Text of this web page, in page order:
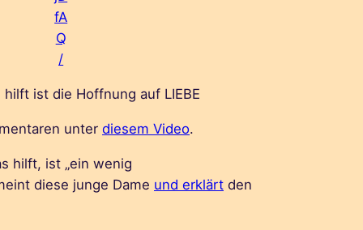
fA
Q
/
hilft ist die Hoffnung auf LIEBE
unter diesem Video.
hilft, ist „ein wenig
diese junge Dame und erklärt den